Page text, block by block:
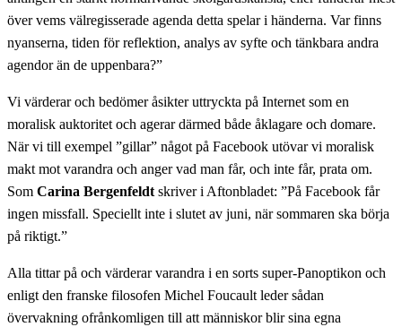
över vems välregisserade agenda detta spelar i händerna. Var finns
nyanserna, tiden för reflektion, analys av syfte och tänkbara andra
agendor än de uppenbara?”
Vi värderar och bedömer åsikter uttryckta på Internet som en
moralisk auktoritet och agerar därmed både åklagare och domare.
När vi till exempel ”gillar” något på Facebook utövar vi moralisk
makt mot varandra och anger vad man får, och inte får, prata om.
Som Carina Bergenfeldt skriver i Aftonbladet: ”På Facebook får
ingen missfall. Speciellt inte i slutet av juni, när sommaren ska börja
på riktigt.”
Alla tittar på och värderar varandra i en sorts super-Panoptikon och
enligt den franske filosofen Michel Foucault leder sådan
övervakning ofrånkomligen till att människor blir sina egna